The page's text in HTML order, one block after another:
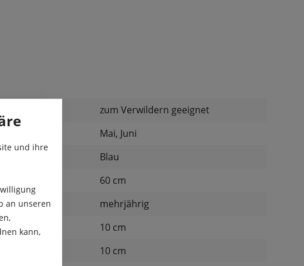
zum Verwildern geeignet
Mai, Juni
Blau
60 cm
mehrjährig
10 cm
10 cm
und ihre
an unseren
kann,